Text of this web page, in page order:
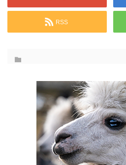
RSS